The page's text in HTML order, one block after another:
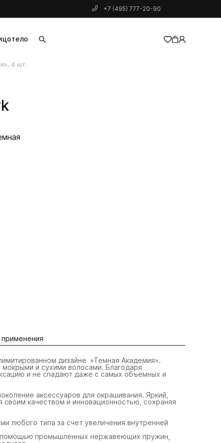
+7 (495) 777-20-90
тело
4 шт.
дизайне «Темная Академия».
и сухими волосами. Благодаря
и не спадают даже с самых объемных и
аксессуаров для окрашивания. Яркий,
своим качеством и инновационностью, сохраняя
любого типа за счет увеличения внутренней
промышленных нержавеющих пружин,